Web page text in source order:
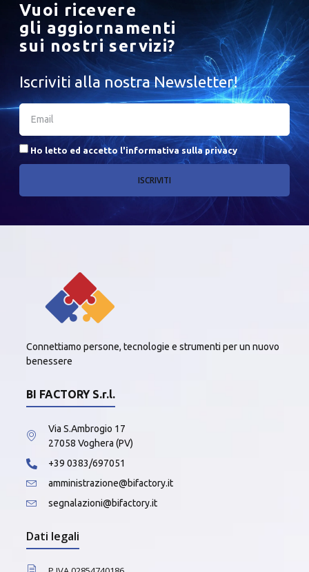
Vuoi ricevere
gli aggiornamenti
sui nostri servizi?
Iscriviti alla nostra Newsletter!
Ho letto ed accetto l'informativa sulla privacy
ISCRIVITI
Connettiamo persone, tecnologie e strumenti per un nuovo
benessere
BI FACTORY S.r.l.
Via S.Ambrogio 17
27058 Voghera (PV)
+39 0383/697051
amministrazione@bifactory.it
segnalazioni@bifactory.it
Dati legali